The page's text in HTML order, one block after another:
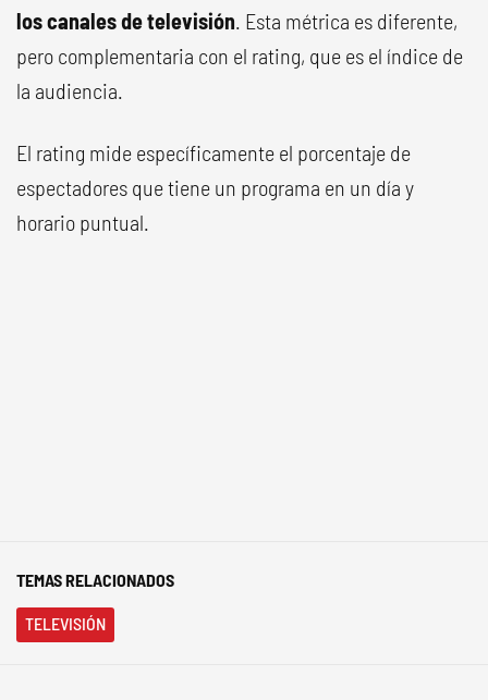
los canales de televisión. Esta métrica es diferente,
pero complementaria con el rating, que es el índice de
la audiencia.
El rating mide específicamente el porcentaje de
espectadores que tiene un programa en un día y
horario puntual.
TEMAS RELACIONADOS
TELEVISIÓN